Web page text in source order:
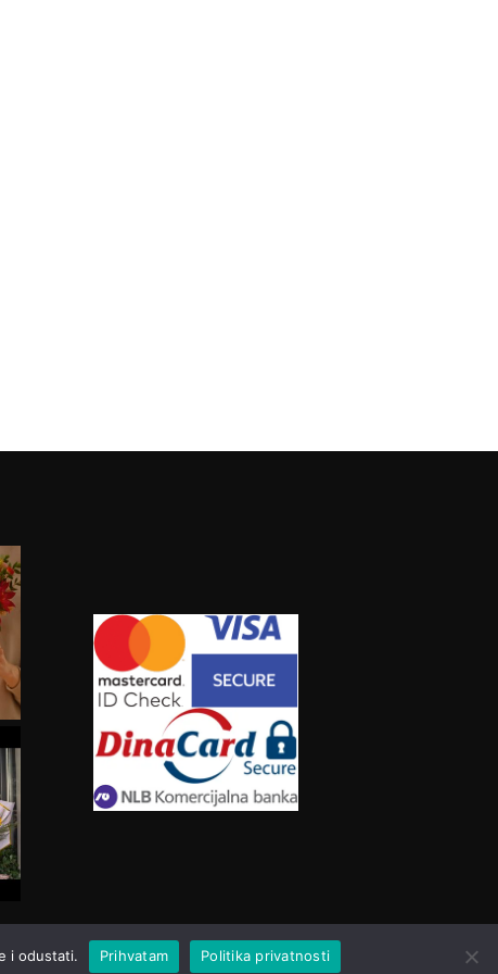
i odustati. Prihvatam Politika privatnosti